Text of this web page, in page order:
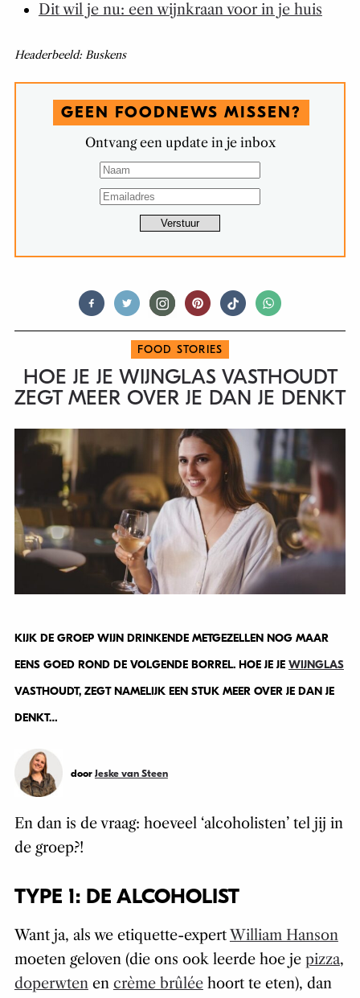
Dit wil je nu: een wijnkraan voor in je huis
Headerbeeld: Buskens
GEEN FOODNEWS MISSEN?
Ontvang een update in je inbox
FOOD STORIES
HOE JE JE WIJNGLAS VASTHOUDT
ZEGT MEER OVER JE DAN JE DENKT
KIJK DE GROEP WIJN DRINKENDE METGEZELLEN NOG MAAR
EENS GOED ROND DE VOLGENDE BORREL. HOE JE JE WIJNGLAS
VASTHOUDT, ZEGT NAMELIJK EEN STUK MEER OVER JE DAN JE
DENKT…
door Jeske van Steen
En dan is de vraag: hoeveel ‘alcoholisten’ tel jij in
de groep?!
TYPE 1: DE ALCOHOLIST
Want ja, als we etiquette-expertWilliam Hanson
moeten geloven (die ons ook leerde hoe je pizza,
doperwtenen crème brûléehoort te eten), dan